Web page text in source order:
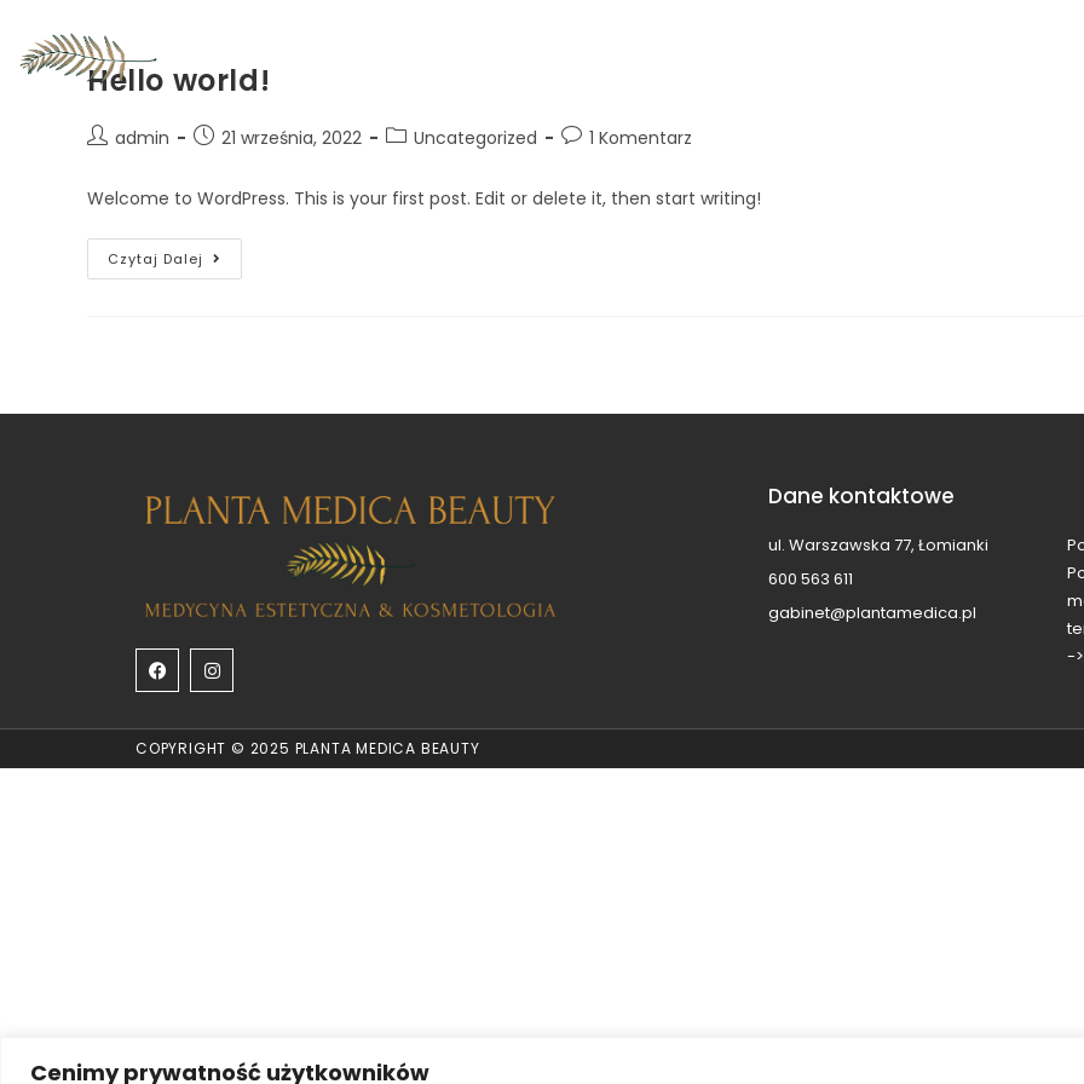
Cenimy prywatność użytkowników
Hello world!
admin 21 września, 2022 Uncategorized 1 Komentarz
Welcome to WordPress. This is your first post. Edit or delete it, then start writing!
Czytaj Dalej
Dane kontaktowe
ul. Warszawska 77, Łomianki
600 563 611
gabinet@plantamedica.pl
-
COPYRIGHT © 2025 PLANTA MEDICA BEAUTY